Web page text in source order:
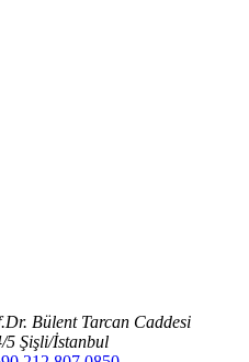
Bülent Tarcan Caddesi
5 Şişli/İstanbul